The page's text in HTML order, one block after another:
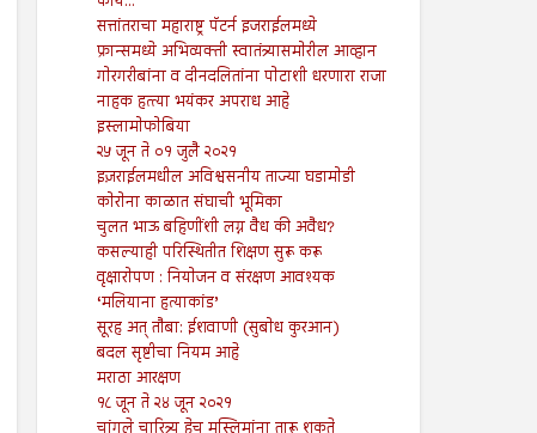
सत्तांतराचा महाराष्ट्र पॅटर्न इजराईलमध्ये
फ्रान्समध्ये अभिव्यक्ती स्वातंत्र्यासमोरील आव्हान
गोरगरीबांना व दीनदलितांना पोटाशी धरणारा राजा
नाहक हत्त्या भयंकर अपराध आहे
इस्लामोफोबिया
२५ जून ते ०१ जुलै २०२१
इज़राईलमधील अविश्वसनीय ताज्या घडामोडी
कोरोना काळात संघाची भूमिका
चुलत भाऊ बहिणींशी लग्न वैध की अवैध?
कसल्याही परिस्थितीत शिक्षण सुरू करू
वृक्षारोपण : नियोजन व संरक्षण आवश्यक
‘मलियाना हत्याकांड’
सूरह अत् तौबा: ईशवाणी (सुबोध कुरआन)
बदल सृष्टीचा नियम आहे
मराठा आरक्षण
१८ जून ते २४ जून २०२१